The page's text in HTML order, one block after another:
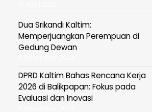
Dua Srikandi Kaltim:
Memperjuangkan Perempuan di
Gedung Dewan
DPRD Kaltim Bahas Rencana Kerja
2026 di Balikpapan: Fokus pada
Evaluasi dan Inovasi